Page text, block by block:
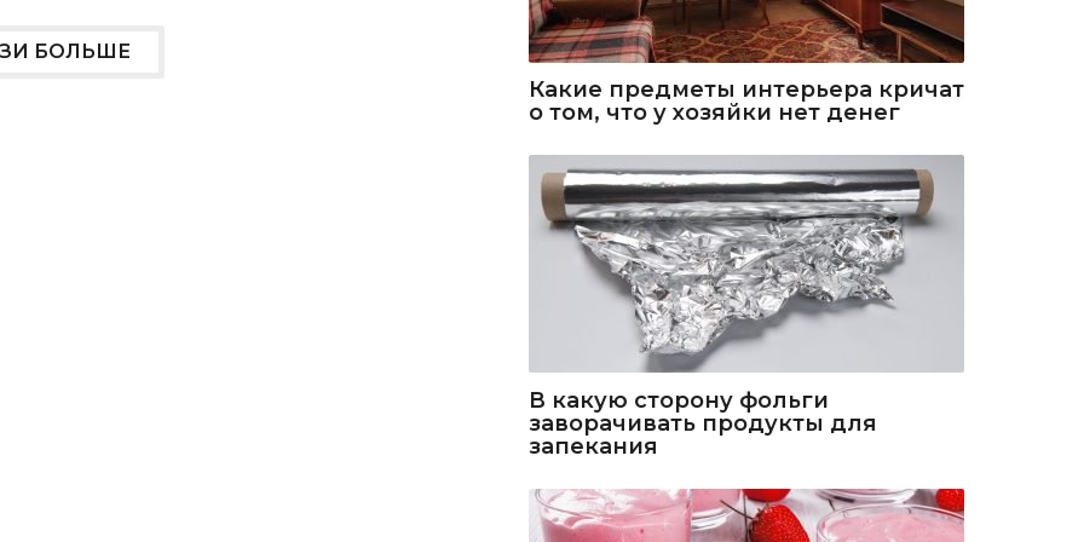
БОЛЬШЕ
Какие предметы интерьера кричат
о том, что у хозяйки нет денег
В какую сторону фольги
заворачивать продукты для
запекания